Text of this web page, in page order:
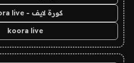
كورة لايف - koora live
koora live